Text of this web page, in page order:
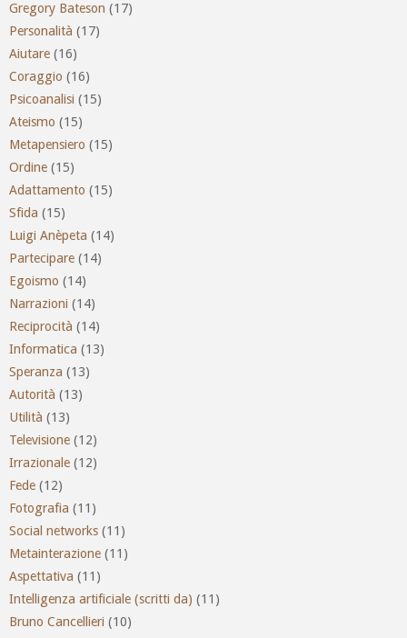
Gregory Bateson (17)
Personalità (17)
Aiutare (16)
Coraggio (16)
Psicoanalisi (15)
Ateismo (15)
Metapensiero (15)
Ordine (15)
Adattamento (15)
Sfida (15)
Luigi Anèpeta (14)
Partecipare (14)
Egoismo (14)
Narrazioni (14)
Reciprocità (14)
Informatica (13)
Speranza (13)
Autorità (13)
Utilità (13)
Televisione (12)
Irrazionale (12)
Fede (12)
Fotografia (11)
Social networks (11)
Metainterazione (11)
Aspettativa (11)
Intelligenza artificiale (scritti da) (11)
Bruno Cancellieri (10)